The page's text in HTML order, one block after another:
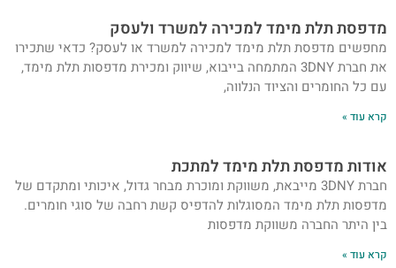
מדפסת תלת מימד למכירה למשרד ולעסק
מחפשים מדפסת תלת מימד למכירה למשרד או לעסק? כדאי שתכירו
את חברת 3DNY המתמחה בייבוא, שיווק ומכירת מדפסות תלת מימד,
עם כל החומרים והציוד הנלווה,
קרא עוד »
אודות מדפסת תלת מימד למתכת
חברת 3DNY מייבאת, משווקת ומוכרת מבחר גדול, איכותי ומתקדם של
מדפסות תלת מימד המסוגלות להדפיס קשת רחבה של סוגי חומרים.
בין היתר החברה משווקת מדפסות
קרא עוד »